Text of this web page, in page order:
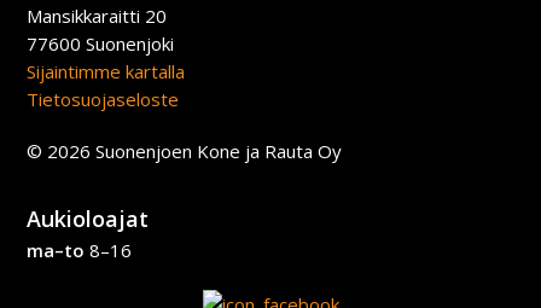
Mansikkaraitti 20
77600 Suonenjoki
Sijaintimme kartalla
Tietosuojaseloste
© 2026 Suonenjoen Kone ja Rauta Oy
Aukioloajat
ma–to 8–16